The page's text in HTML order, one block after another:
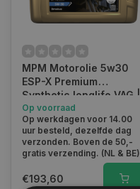
MPM Motorolie 5w30
ESP-X Premium
Synthetic longlife VAG |
20 Liter | 05020ESP-X
Op voorraad
Op werkdagen voor 14.00
uur besteld, dezelfde dag
verzonden. Boven de 50,-
gratis verzending. (NL & BE)
€193,60